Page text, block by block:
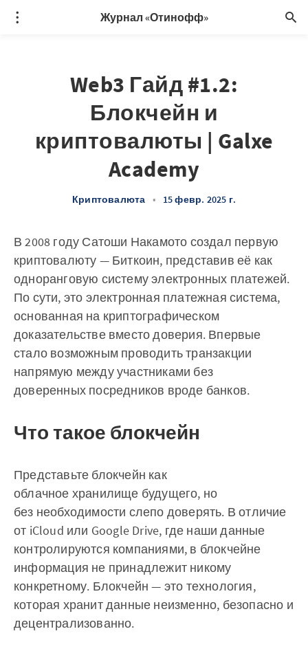
Журнал «Отинофф»
Web3 Гайд #1.2:
Блокчейн и
криптовалюты | Galxe
Academy
Криптовалюта • 15 февр. 2025 г.
В 2008 году Сатоши Накамото создал первую
криптовалюту — Биткоин, представив её как
одноранговую систему электронных платежей.
По сути, это электронная платежная система,
основанная на криптографическом
доказательстве вместо доверия. Впервые
стало возможным проводить транзакции
напрямую между участниками без
доверенных посредников вроде банков.
Что такое блокчейн
Представьте блокчейн как
облачное хранилище будущего, но
без необходимости слепо доверять. В отличие
от iCloud или Google Drive, где наши данные
контролируются компаниями, в блокчейне
информация не принадлежит никому
конкретному. Блокчейн — это технология,
которая хранит данные неизменно, безопасно и
децентрализованно.